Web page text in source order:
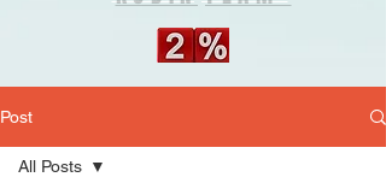
Post
All Posts